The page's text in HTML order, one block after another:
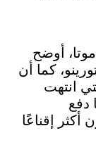
أوضح
كما أن
انتهت
دفع
أكثر إقناعًا